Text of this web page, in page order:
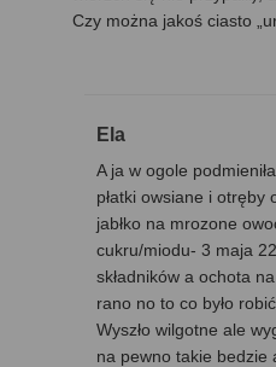
Czy można jakoś ciasto
Ela
A ja w ogole
płatki owsiane i otręby
jabłko na mrozone
cukru/miodu- 3 maja
składników a ochota
rano no to co było
Wyszło wilgotne ale
na pewno takie bedzie